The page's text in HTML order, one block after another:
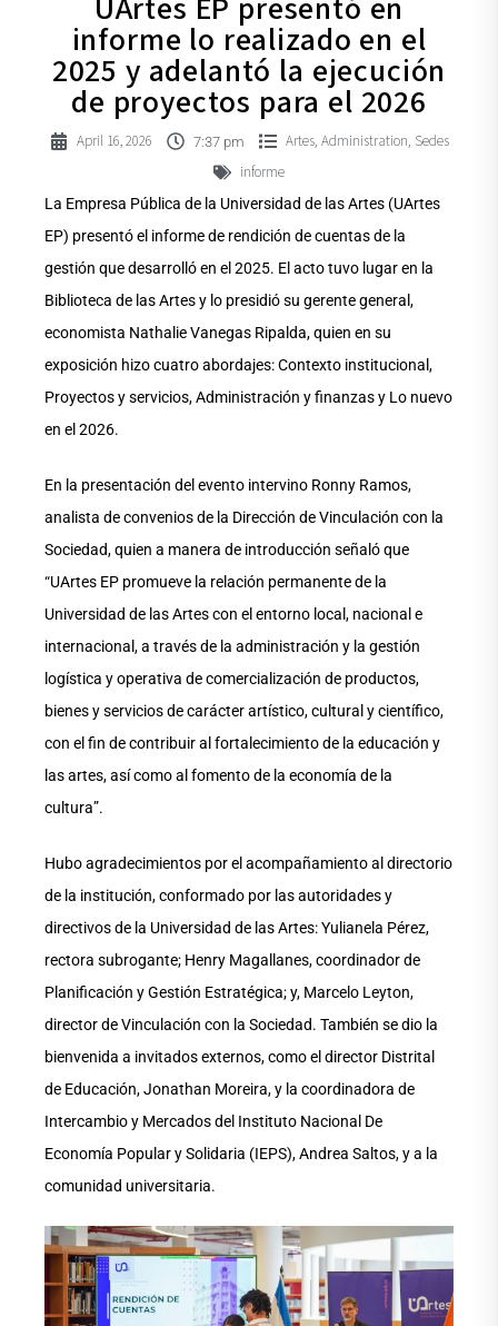
informe lo realizado en el
2025 y adelantó la ejecución
de proyectos para el 2026
April 16, 2026 7:37 pm Artes, Administration, Sedes
informe
La Empresa Pública de la Universidad de las Artes (UArtes
EP) presentó el informe de rendición de cuentas de la
gestión que desarrolló en el 2025. El acto tuvo lugar en la
Biblioteca de las Artes y lo presidió su gerente general,
economista Nathalie Vanegas Ripalda, quien en su
exposición hizo cuatro abordajes: Contexto institucional,
Proyectos y servicios, Administración y finanzas y Lo nuevo
en el 2026.
En la presentación del evento intervino Ronny Ramos,
analista de convenios de la Dirección de Vinculación con la
Sociedad, quien a manera de introducción señaló que
“UArtes EP promueve la relación permanente de la
Universidad de las Artes con el entorno local, nacional e
internacional, a través de la administración y la gestión
logística y operativa de comercialización de productos,
bienes y servicios de carácter artístico, cultural y científico,
con el fin de contribuir al fortalecimiento de la educación y
las artes, así como al fomento de la economía de la
cultura”.
Hubo agradecimientos por el acompañamiento al directorio
de la institución, conformado por las autoridades y
directivos de la Universidad de las Artes: Yulianela Pérez,
rectora subrogante; Henry Magallanes, coordinador de
Planificación y Gestión Estratégica; y, Marcelo Leyton,
director de Vinculación con la Sociedad. También se dio la
bienvenida a invitados externos, como el director Distrital
de Educación, Jonathan Moreira, y la coordinadora de
Intercambio y Mercados del Instituto Nacional De
Economía Popular y Solidaria (IEPS), Andrea Saltos, y a la
comunidad universitaria.